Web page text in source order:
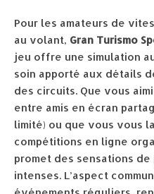
Pour les amateurs de
au volant, Gran Turismo
jeu offre une simulation
soin apporté aux détails
des circuits. Que vous
entre amis en écran
limité) ou que vous vous
compétitions en ligne
promet des sensations
intenses. L’aspect